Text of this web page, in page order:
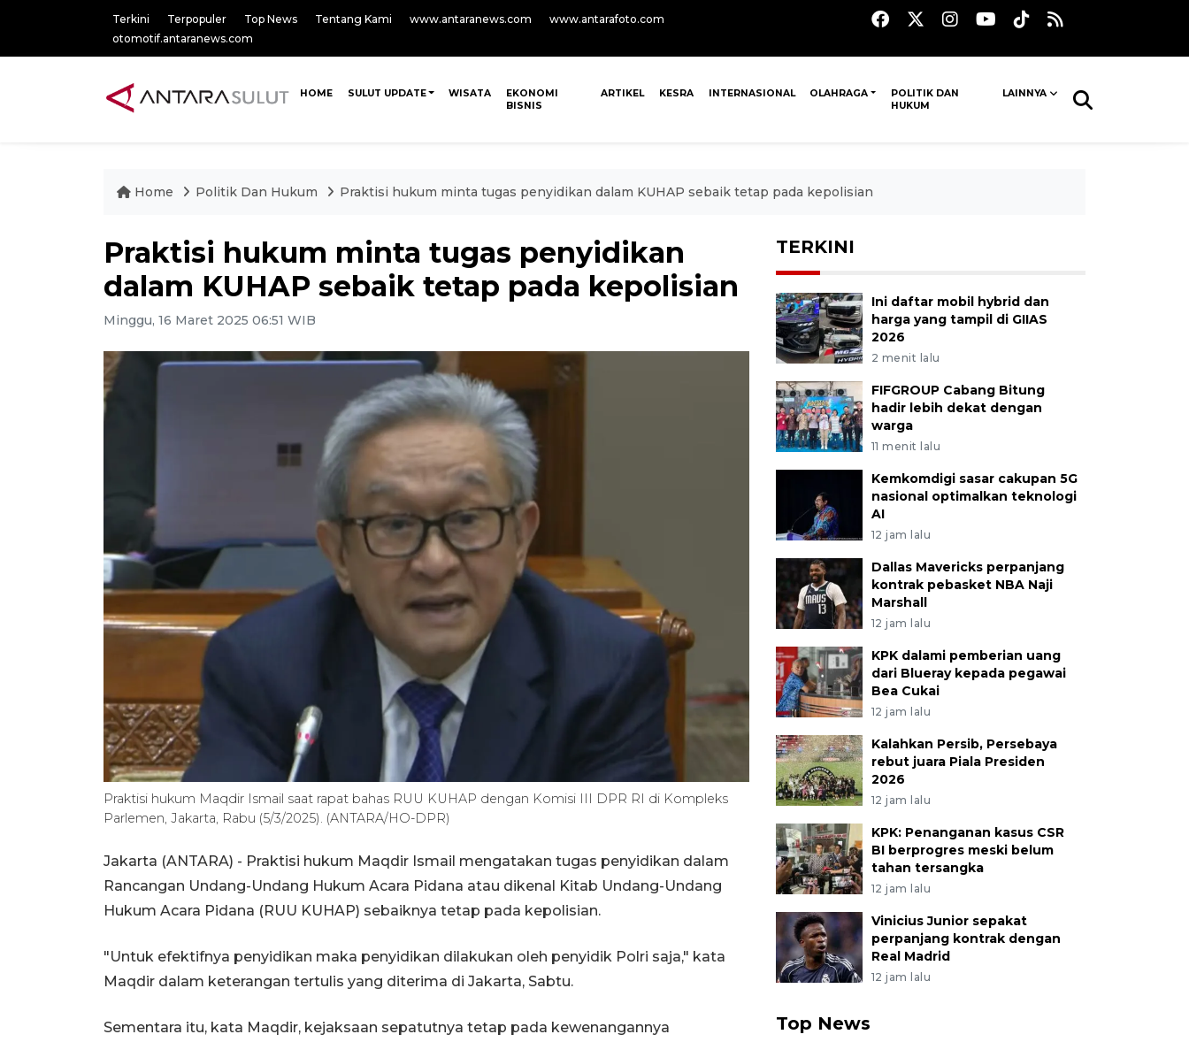
Terkini Terpopuler Top News Tentang Kami www.antaranews.com
www.antarafoto.com
otomotif.antaranews.com
HOME SULUT UPDATE WISATA
EKONOMI
BISNIS
ARTIKEL KESRA INTERNASIONAL OLAHRAGA
POLITIK DAN
HUKUM
LAINNYA
Home Politik Dan Hukum Praktisi hukum minta tugas penyidikan dalam KUHAP sebaik tetap pada kepolisian
Praktisi hukum minta tugas penyidikan
dalam KUHAP sebaik tetap pada kepolisian
Minggu, 16 Maret 2025 06:51 WIB
Praktisi hukum Maqdir Ismail saat rapat bahas RUU KUHAP dengan Komisi III DPR RI di Kompleks
Parlemen, Jakarta, Rabu (5/3/2025). (ANTARA/HO-DPR)
Jakarta (ANTARA) - Praktisi hukum Maqdir Ismail mengatakan tugas penyidikan dalam
Rancangan Undang-Undang Hukum Acara Pidana atau dikenal Kitab Undang-Undang
Hukum Acara Pidana (RUU KUHAP) sebaiknya tetap pada kepolisian.
"Untuk efektifnya penyidikan maka penyidikan dilakukan oleh penyidik Polri saja," kata
Maqdir dalam keterangan tertulis yang diterima di Jakarta, Sabtu.
Sementara itu, kata Maqdir, kejaksaan sepatutnya tetap pada kewenangannya
TERKINI
Ini daftar mobil hybrid dan
harga yang tampil di GIIAS
2026
2 menit lalu
FIFGROUP Cabang Bitung
hadir lebih dekat dengan
warga
11 menit lalu
Kemkomdigi sasar cakupan 5G
nasional optimalkan teknologi
AI
12 jam lalu
Dallas Mavericks perpanjang
kontrak pebasket NBA Naji
Marshall
12 jam lalu
KPK dalami pemberian uang
dari Blueray kepada pegawai
Bea Cukai
12 jam lalu
Kalahkan Persib, Persebaya
rebut juara Piala Presiden
2026
12 jam lalu
KPK: Penanganan kasus CSR
BI berprogres meski belum
tahan tersangka
12 jam lalu
Vinicius Junior sepakat
perpanjang kontrak dengan
Real Madrid
12 jam lalu
Top News